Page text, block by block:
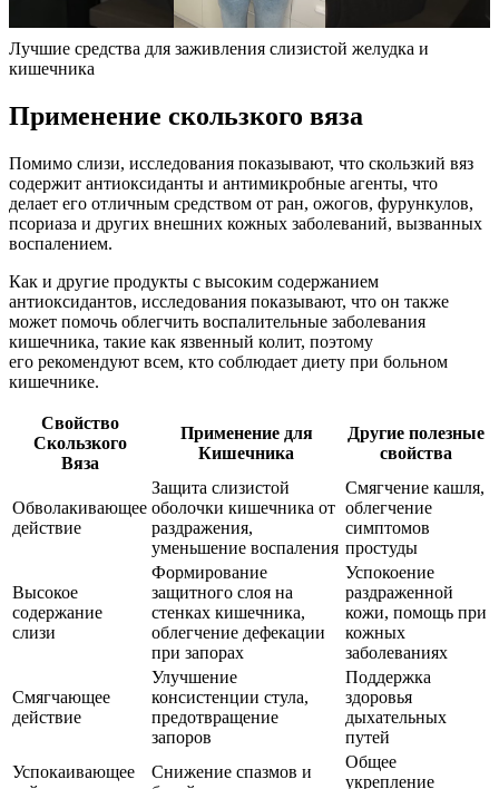
Лучшие средства для заживления слизистой желудка и
кишечника
Применение скользкого вяза
Помимо слизи, исследования показывают, что скользкий вяз
содержит антиоксиданты и антимикробные агенты, что
делает его отличным средством от ран, ожогов, фурункулов,
псориаза и других внешних кожных заболеваний, вызванных
воспалением.
Как и другие продукты с высоким содержанием
антиоксидантов, исследования показывают, что он также
может помочь облегчить воспалительные заболевания
кишечника, такие как язвенный колит, поэтому
его рекомендуют всем, кто соблюдает диету при больном
кишечнике.
Свойство
Скользкого
Вяза
Применение для
Кишечника
Другие полезные
свойства
Обволакивающее
действие
Защита слизистой
оболочки кишечника от
раздражения,
уменьшение воспаления
Смягчение кашля,
облегчение
симптомов
простуды
Высокое
содержание
слизи
Формирование
защитного слоя на
стенках кишечника,
облегчение дефекации
при запорах
Успокоение
раздраженной
кожи, помощь при
кожных
заболеваниях
Смягчающее
действие
Улучшение
консистенции стула,
предотвращение
запоров
Поддержка
здоровья
дыхательных
путей
Успокаивающее
Снижение спазмов и
Общее
укрепление